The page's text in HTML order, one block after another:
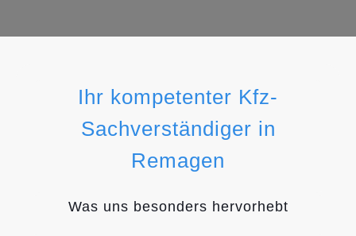
Ihr kompetenter Kfz-
Sachverständiger in
Remagen
Was uns besonders hervorhebt